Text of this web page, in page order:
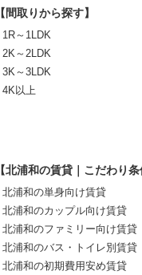
【間取りから探す】
1R～1LDK
2K～2LDK
3K～3LDK
4K以上
【北浦和の賃貸｜こだわり条
北浦和の単身向け賃貸
北浦和のカップル向け賃貸
北浦和のファミリー向け賃貸
北浦和のバス・トイレ別賃貸
北浦和の初期費用安め賃貸